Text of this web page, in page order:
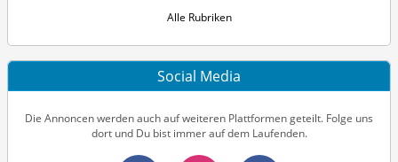
Alle Rubriken
Social Media
Die Annoncen werden auch auf weiteren Plattformen geteilt. Folge uns
dort und Du bist immer auf dem Laufenden.